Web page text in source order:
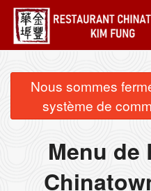
Commander en ligne
Emplacement
Nous sommes
système de
Menu de